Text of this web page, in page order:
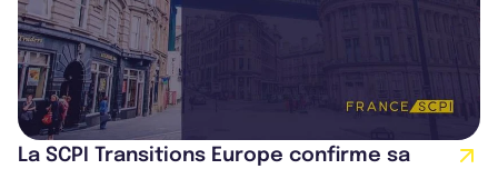
La SCPI Transitions Europe confirme sa